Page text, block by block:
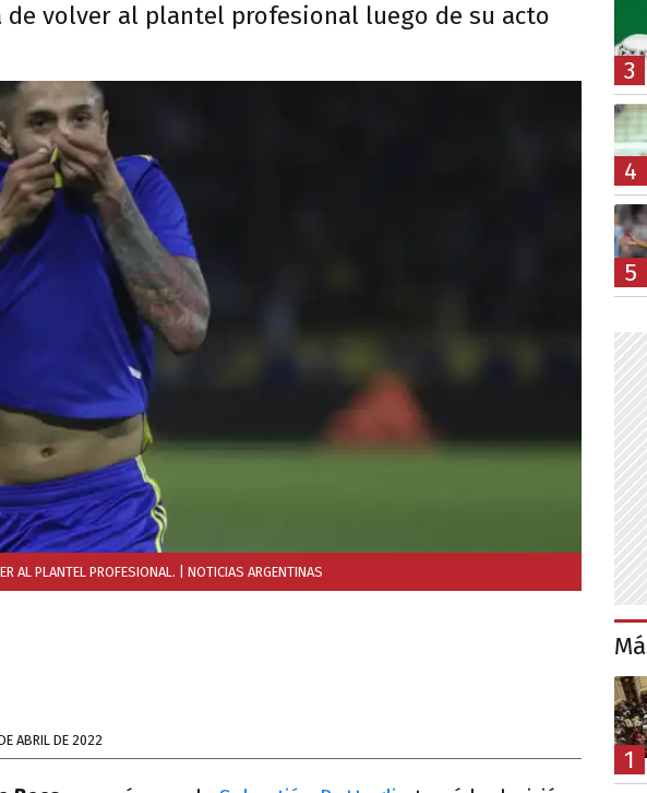
de volver al plantel profesional luego de su acto
AL PLANTEL PROFESIONAL. | NOTICIAS ARGENTINAS
ABRIL DE 2022
3
4
5
1